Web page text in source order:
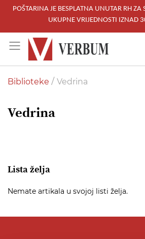
POŠTARINA JE BESPLATNA UNUTAR RH ZA
UKUPNE VRIJEDNOSTI IZNAD
to
Content
Biblioteke Vedrina
Vedrina
Lista želja
Nemate artikala u svojoj listi želja.